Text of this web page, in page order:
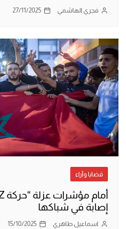
فجري الهاشمي 27/11/2025
قضايا وآراء
إصابة في شباكها
اسماعيل طاهري 15/10/2025